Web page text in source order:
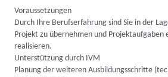
Voraussetzungen
Durch Ihre Berufserfahrung sind Sie in der
Projekt zu übernehmen und Projektaufgaben
realisieren.
Unterstützung durch IVM
Planung der weiteren Ausbildungsschritte